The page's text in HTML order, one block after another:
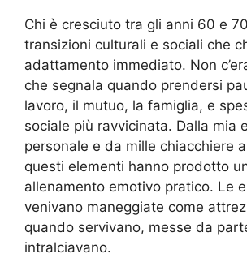
Chi è cresciuto tra gli anni 60 e
transizioni culturali e sociali che
adattamento immediato. Non
che segnala quando prendersi
lavoro, il mutuo, la famiglia, e
sociale più ravvicinata. Dalla mia
personale e da mille chiacchiere
questi elementi hanno prodotto
allenamento emotivo pratico. Le
venivano maneggiate come
quando servivano, messe da
intralciavano.